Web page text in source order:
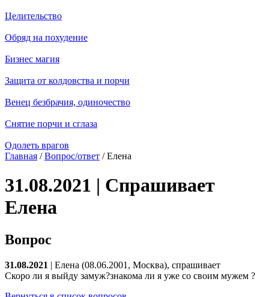
Целительство
Обряд на похудение
Бизнес магия
Защита от колдовства и порчи
Венец безбрачия, одиночество
Снятие порчи и сглаза
Одолеть врагов
Главная /Вопрос/ответ / Елена
31.08.2021 | Спрашивает
Елена
Вопрос
31.08.2021 | Елена (08.06.2001, Москва), спрашивает
Скоро ли я выйду замуж?знакома ли я уже со своим мужем ?